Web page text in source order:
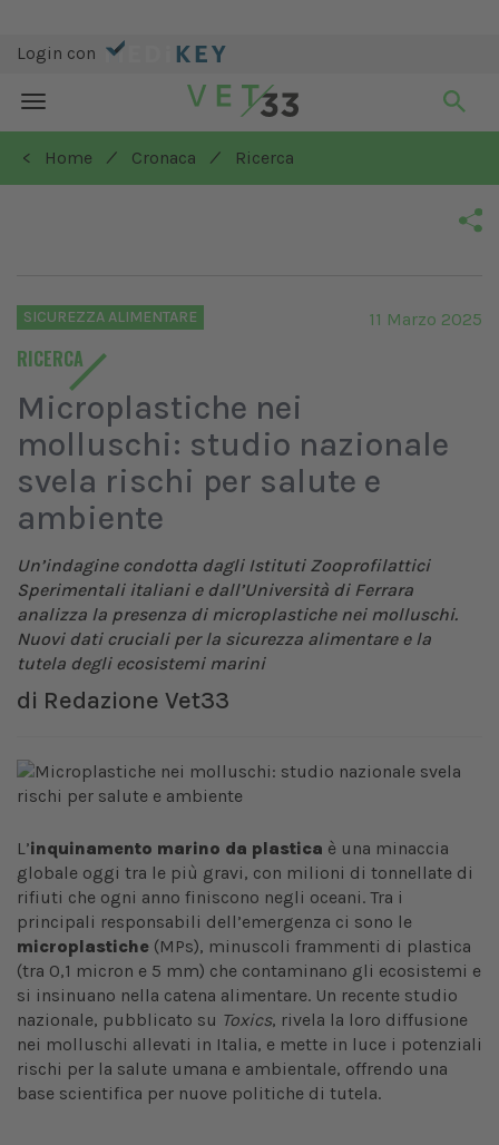
Login con
Toggle
navigation
< Home
/ Cronaca / Ricerca
SICUREZZA ALIMENTARE
RICERCA
11 Marzo 2025
Microplastiche nei
molluschi: studio nazionale
svela rischi per salute e
ambiente
Un’indagine condotta dagli Istituti Zooprofilattici
Sperimentali italiani e dall’Università di Ferrara
analizza la presenza di microplastiche nei molluschi.
Nuovi dati cruciali per la sicurezza alimentare e la
tutela degli ecosistemi marini
di Redazione Vet33
L’inquinamento marino da plastica è una minaccia
globale oggi tra le più gravi, con milioni di tonnellate di
rifiuti che ogni anno finiscono negli oceani. Tra i
principali responsabili dell’emergenza ci sono le
microplastiche (MPs), minuscoli frammenti di plastica
(tra 0,1 micron e 5 mm) che contaminano gli ecosistemi e
si insinuano nella catena alimentare. Un recente studio
nazionale, pubblicato su Toxics, rivela la loro diffusione
nei molluschi allevati in Italia, e mette in luce i potenziali
rischi per la salute umana e ambientale, offrendo una
base scientifica per nuove politiche di tutela.